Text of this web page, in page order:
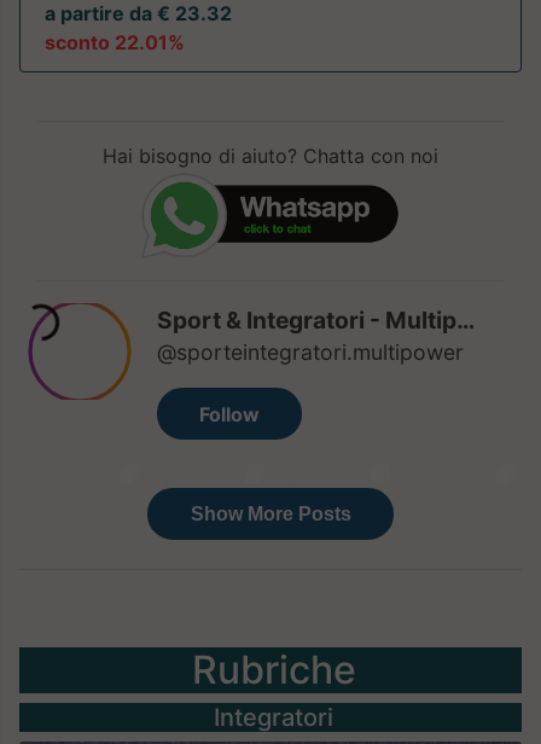
a partire da € 23.32
sconto 22.01%
Hai bisogno di aiuto? Chatta con noi
Rubriche
Integratori